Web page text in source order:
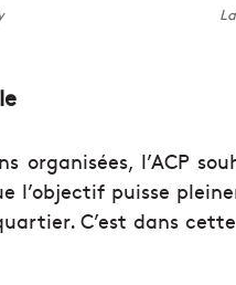
organisées, l’ACP
l’objectif puisse
C’est dans